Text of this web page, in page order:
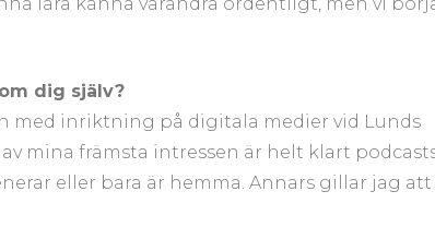
lära känna varandra ordentligt, men vi
dig själv?
med inriktning på digitala medier vid Lunds
mina främsta intressen är helt klart
eller bara är hemma. Annars gillar jag att